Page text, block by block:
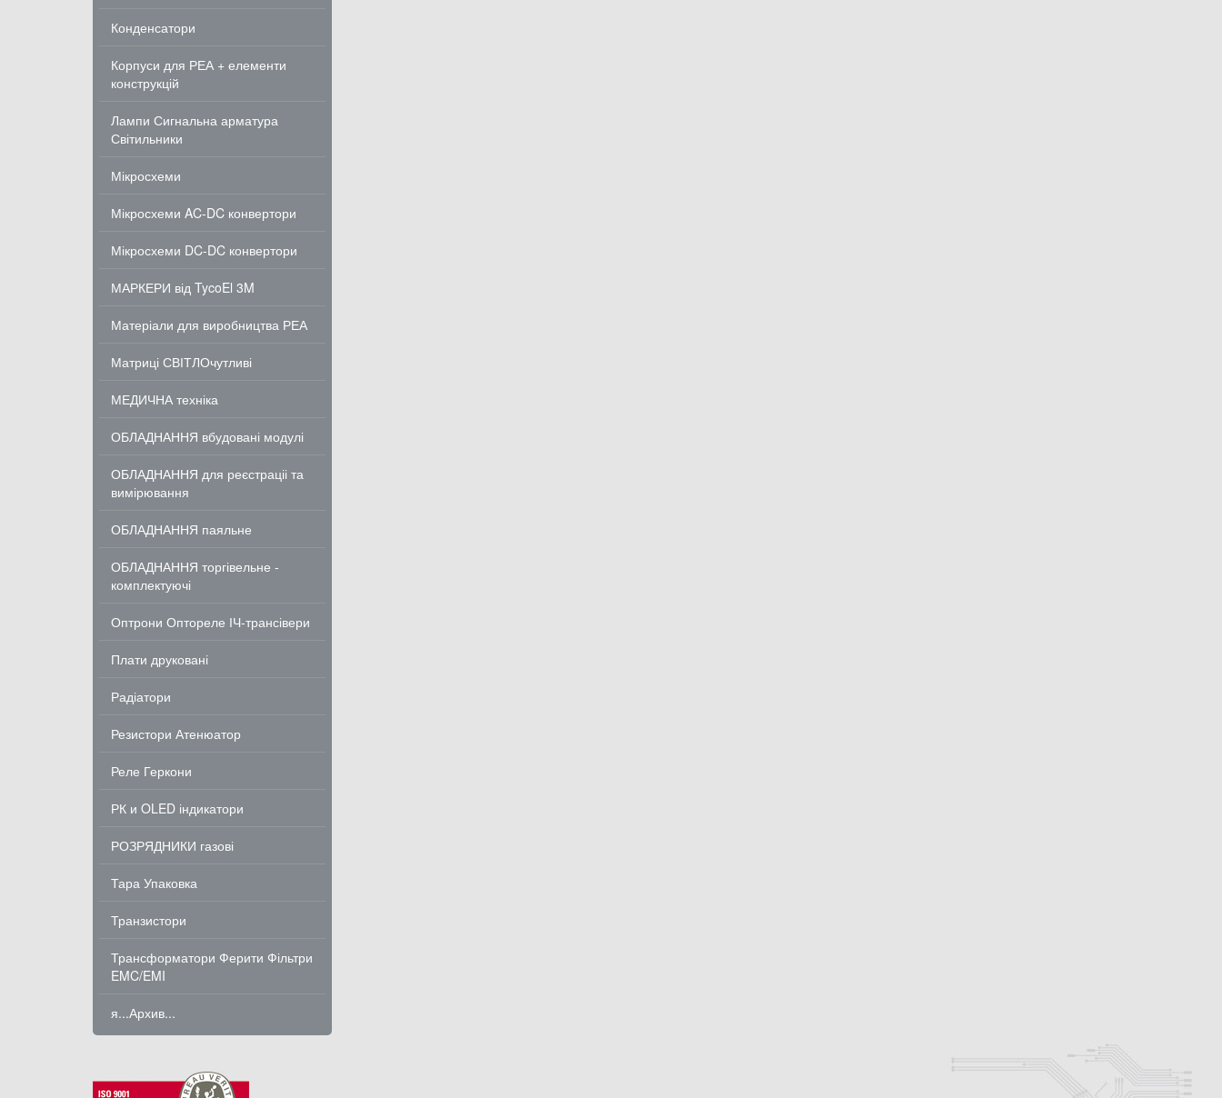
Конденсатори
Корпуси для РЕА + елементи
конструкцій
Лампи Сигнальна арматура
Світильники
Мікросхеми
Мікросхеми AC-DC конвертори
Мікросхеми DC-DC конвертори
МАРКЕРИ від TycoEl 3M
Матеріали для виробництва РЕА
Матриці СВІТЛОчутливі
МЕДИЧНА техніка
ОБЛАДНАННЯ вбудовані модулі
ОБЛАДНАННЯ для реєстраціі та
вимірювання
ОБЛАДНАННЯ паяльне
ОБЛАДНАННЯ торгівельне -
комплектуючі
Оптрони Оптореле ІЧ-трансівери
Плати друковані
Радіатори
Резистори Атенюатор
Реле Геркони
РК и OLED індикатори
РОЗРЯДНИКИ газові
Тара Упаковка
Транзистори
Трансформатори Ферити Фільтри
EMC/EMI
я...Архив...